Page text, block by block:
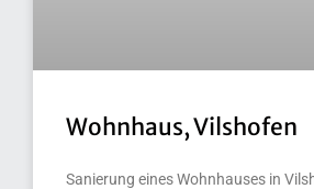
Wohnhaus, Vilshofen
Sanierung eines Wohnhauses in